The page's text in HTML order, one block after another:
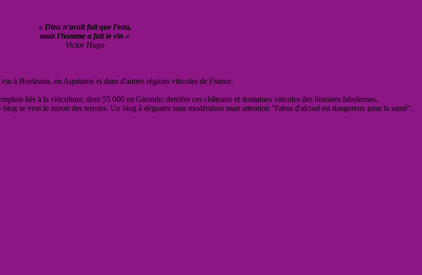
« Dieu n'avait fait que l'eau,
mais l'homme a fait le vin »
Victor Hugo
à Bordeaux, en Aquitaine et dans d'autres régions viticoles de France.
liés à la viticulture, dont 55 000 en Gironde; derrière ces châteaux et domaines viticoles des histoires fabuleuses,
se veut le miroir des terroirs. Un blog à déguster sans modération mais attention "l'abus d'alcool est dangereux pour la santé".